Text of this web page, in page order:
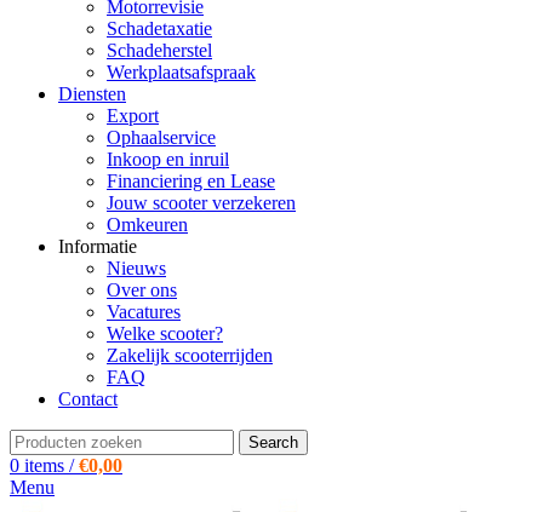
Motorrevisie
Schadetaxatie
Schadeherstel
Werkplaatsafspraak
Diensten
Export
Ophaalservice
Inkoop en inruil
Financiering en Lease
Jouw scooter verzekeren
Omkeuren
Informatie
Nieuws
Over ons
Vacatures
Welke scooter?
Zakelijk scooterrijden
FAQ
Contact
Search
0 items / €0,00
Menu